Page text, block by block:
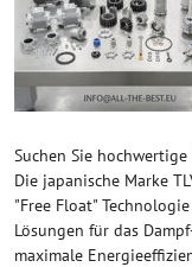
Suchen Sie hochwertige
Die japanische Marke
"Free Float"
Lösungen für das
maximale